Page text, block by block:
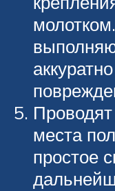
Проводят
места
простое